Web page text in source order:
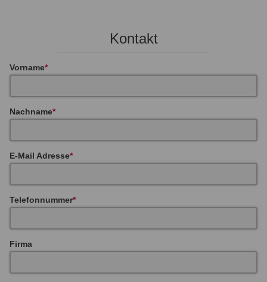
Kontakt
Vorname
Nachname
E-Mail Adresse
Telefonnummer
Firma